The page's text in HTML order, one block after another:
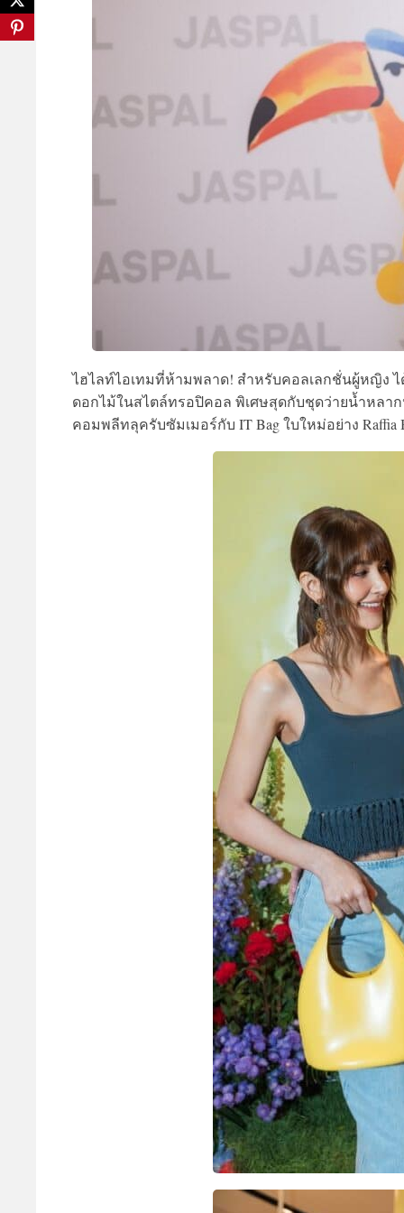
ไฮไลท์ไอเทมที่ห้ามพลาด! สำหรับคอลเลกชั่นผู้หญิง ไ
ดอกไม้ในสไตล์ทรอปิคอล พิเศษสุดกับชุดว่ายน้ำหลา
คอมพลีทลุครับซัมเมอร์กับ IT Bagใบใหม่อย่าง Raffia